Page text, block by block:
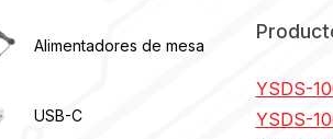
Alimentadores de mesa
USB-C
YSDS-
YSDS-